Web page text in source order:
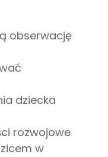
obserwację
dziecka
rozwojowe
w